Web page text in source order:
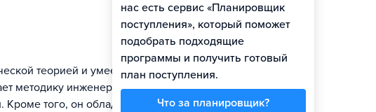
теорией и умеет
методику инженерно-
того, он обладает
нас есть сервис «Планировщик
поступления», который поможет
подобрать подходящие
программы и получить готовый
план поступления.
Что за планировщик?